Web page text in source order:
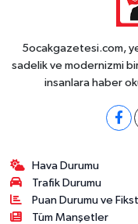
5ocakgazetesi.com,
sadelik ve modernizmi
insanlara haber
Hava Durumu
Trafik Durumu
Puan Durumu ve
Tüm Manşetler